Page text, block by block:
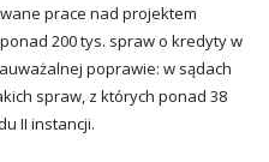
prace nad projektem
200 tys. spraw o kredyty w
poprawie: w sądach
spraw, z których ponad 38
II instancji.